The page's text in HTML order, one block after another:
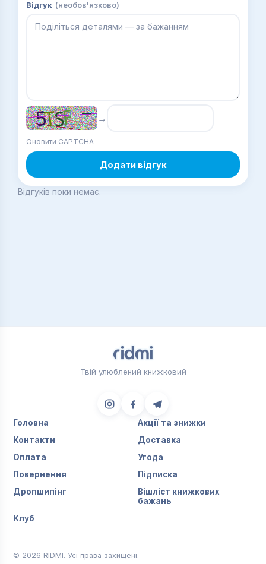
Відгук (необов'язково)
→
Оновити CAPTCHA
Додати відгук
Відгуків поки немає.
Твій улюблений книжковий
Головна
Акції та знижки
Контакти
Доставка
Оплата
Угода
Повернення
Підписка
Дропшипінг
Вішліст книжкових
бажань
Клуб
© 2026 RIDMI. Усі права захищені.